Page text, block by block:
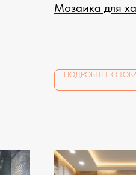
Мозаика для
ПОДРОБНЕЕ О